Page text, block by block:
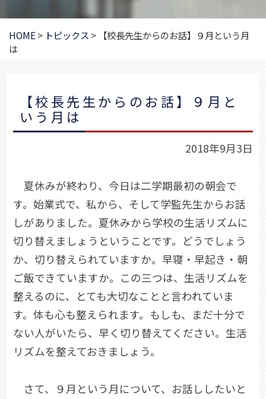
HOME> トピックス > 【校長先生からのお話】９月という月
は
【校長先生からのお話】９月と
いう月は
2018年9月3日
夏休みが終わり、今日は二学期最初の朝会で
す。始業式で、私から、そして学監先生からお話
しがありました。夏休みから学校の生活リズムに
切り替えましょうということです。どうでしょう
か、切り替えられていますか。早寝・早起き・朝
ご飯できていますか。この三つは、生活リズムを
整えるのに、とても大切なことと言われていま
す。体も心も整えられます。もしも、まだ十分で
ない人がいたら、早く切り替えてください。生活
リズムを整えておきましょう。
さて、９月という月について、お話ししたいと